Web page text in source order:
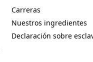
Carreras
(Opens in a new tab)
Nuestros ingredientes
(Opens in a new tab)
Declaración sobre
(Opens in a new tab)